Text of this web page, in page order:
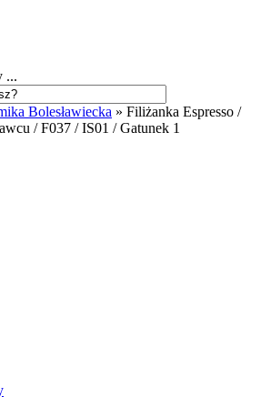
...
Bolesławiecka » Filiżanka Espresso /
/ F037 / IS01 / Gatunek 1